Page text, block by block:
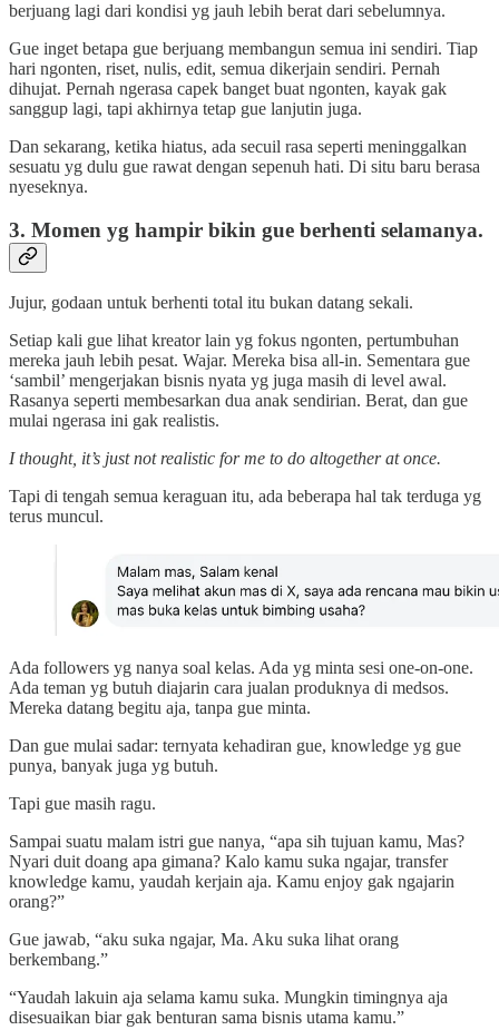
berjuang lagi dari kondisi yg jauh lebih berat dari sebelumnya.
Gue inget betapa gue berjuang membangun semua ini sendiri. Tiap
hari ngonten, riset, nulis, edit, semua dikerjain sendiri. Pernah
dihujat. Pernah ngerasa capek banget buat ngonten, kayak gak
sanggup lagi, tapi akhirnya tetap gue lanjutin juga.
Dan sekarang, ketika hiatus, ada secuil rasa seperti meninggalkan
sesuatu yg dulu gue rawat dengan sepenuh hati. Di situ baru berasa
nyeseknya.
3. Momen yg hampir bikin gue berhenti selamanya.
Jujur, godaan untuk berhenti total itu bukan datang sekali.
Setiap kali gue lihat kreator lain yg fokus ngonten, pertumbuhan
mereka jauh lebih pesat. Wajar. Mereka bisa all-in. Sementara gue
‘sambil’ mengerjakan bisnis nyata yg juga masih di level awal.
Rasanya seperti membesarkan dua anak sendirian. Berat, dan gue
mulai ngerasa ini gak realistis.
I thought, it’s just not realistic for me to do altogether at once.
Tapi di tengah semua keraguan itu, ada beberapa hal tak terduga yg
terus muncul.
Ada followers yg nanya soal kelas. Ada yg minta sesi one-on-one.
Ada teman yg butuh diajarin cara jualan produknya di medsos.
Mereka datang begitu aja, tanpa gue minta.
Dan gue mulai sadar: ternyata kehadiran gue, knowledge yg gue
punya, banyak juga yg butuh.
Tapi gue masih ragu.
Sampai suatu malam istri gue nanya, “apa sih tujuan kamu, Mas?
Nyari duit doang apa gimana? Kalo kamu suka ngajar, transfer
knowledge kamu, yaudah kerjain aja. Kamu enjoy gak ngajarin
orang?”
Gue jawab, “aku suka ngajar, Ma. Aku suka lihat orang
berkembang.”
“Yaudah lakuin aja selama kamu suka. Mungkin timingnya aja
disesuaikan biar gak benturan sama bisnis utama kamu.”